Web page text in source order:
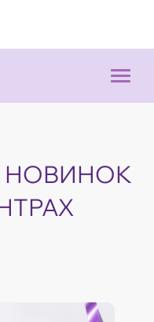
НОВИНОК